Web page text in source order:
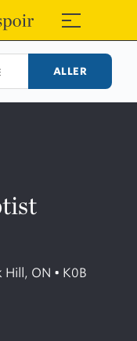
≡
ALLER
ON • K0B